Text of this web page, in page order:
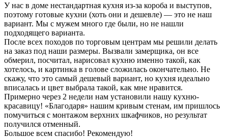
У нас в доме нестандартная кухня из-за короба и выступов,
поэтому готовые кухни (хоть они и дешевле) — это не наш
вариант. Мы с мужем много где были, но не нашли
подходящего варианта.
После всех походов по торговым центрам мы решили делать
на заказ под наши размеры. Вызвали замерщика, он все
обмерил, посчитал, нарисовал кухню именно такой, как
хотелось, и картинка в голове сложилась окончательно. Не
скажу, что это самый дешевый вариант, но кухня идеально
вписалась и цвет выбрала такой, как мне нравится.
Примерно через 2 недели нам установили нашу кухню-
красавицу! «Благодаря» нашим кривым стенам, им пришлось
помучиться с монтажом верхних шкафчиков, но результат
получился отменный.
Большое всем спасибо! Рекомендую!